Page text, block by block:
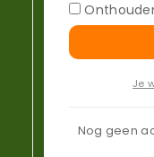
Je
Nog geen